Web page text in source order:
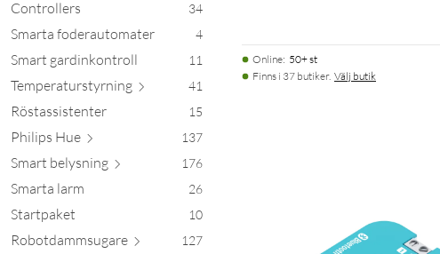
Controllers 34
Smarta foderautomater 4
Smart gardinkontroll 11
Temperaturstyrning 41
Röstassistenter 15
Philips Hue 137
Smart belysning 176
Smarta larm 26
Startpaket 10
Robotdammsugare 127
Online: 50+ st
Finns i 37 butiker. Välj butik